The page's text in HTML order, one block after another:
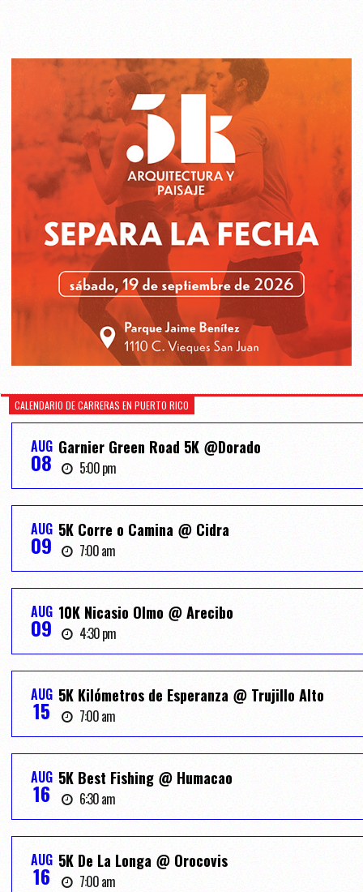
CALENDARIO DE CARRERAS EN PUERTO RICO
AUG
08
Garnier Green Road 5K @Dorado
5:00 pm
AUG
09
5K Corre o Camina @ Cidra
7:00 am
AUG
09
10K Nicasio Olmo @ Arecibo
4:30 pm
AUG
15
5K Kilómetros de Esperanza @ Trujillo Alto
7:00 am
AUG
16
5K Best Fishing @ Humacao
6:30 am
AUG
16
5K De La Longa @ Orocovis
7:00 am